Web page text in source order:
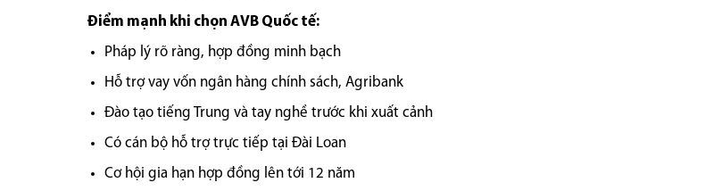
Điểm mạnh khi chọn AVB Quốc tế:
Pháp lý rõ ràng, hợp đồng minh bạch
Hỗ trợ vay vốn ngân hàng chính sách, Agribank
Đào tạo tiếng Trung và tay nghề trước khi xuất cảnh
Có cán bộ hỗ trợ trực tiếp tại Đài Loan
Cơ hội gia hạn hợp đồng lên tới 12 năm